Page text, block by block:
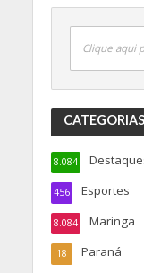
Clique aqui
CATEGORIAS
8.084
Esportes
456
Maringa
8.084
Paraná
18